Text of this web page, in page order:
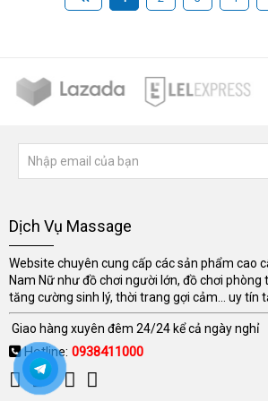
Dịch Vụ Massage
Website chuyên cung cấp các sản phẩm cao
Nam Nữ như đồ chơi người lớn, đồ chơi phòng
tăng cường sinh lý, thời trang gợi cảm... uy tín
Giao hàng xuyên đêm 24/24 kể cả ngày nghỉ
Hotline: 0938411000